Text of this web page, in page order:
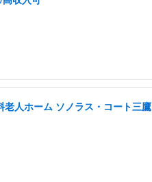
人ホーム ソノラス・コート三鷹